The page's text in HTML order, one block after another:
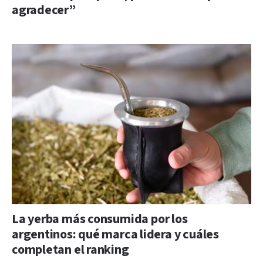
agradecer”
La yerba más consumida por los
argentinos: qué marca lidera y cuáles
completan el ranking